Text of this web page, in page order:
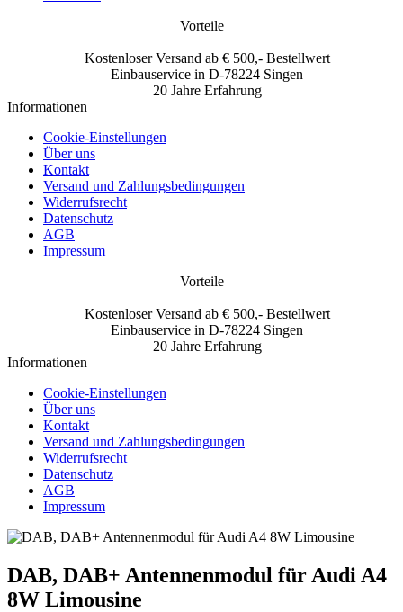
Vorteile
Kostenloser Versand ab € 500,- Bestellwert
Einbauservice in D-78224 Singen
20 Jahre Erfahrung
Informationen
Cookie-Einstellungen
Über uns
Kontakt
Versand und Zahlungsbedingungen
Widerrufsrecht
Datenschutz
AGB
Impressum
Vorteile
Kostenloser Versand ab € 500,- Bestellwert
Einbauservice in D-78224 Singen
20 Jahre Erfahrung
Informationen
Cookie-Einstellungen
Über uns
Kontakt
Versand und Zahlungsbedingungen
Widerrufsrecht
Datenschutz
AGB
Impressum
DAB, DAB+ Antennenmodul für Audi A4
8W Limousine